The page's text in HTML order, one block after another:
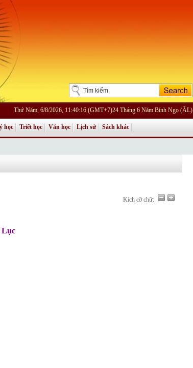
Thứ Năm, 6/8/2026, 11:40:16 (GMT+7)24 Tháng 6 Năm Bính Ngọ (ÂL)
học Triết học Văn học Lịch sử Sách khác
Kích cỡ chữ:
Lục